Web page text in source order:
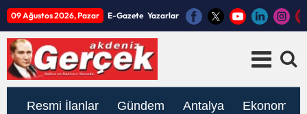
09 Ağustos 2026, Pazar E-Gazete Yazarlar
Resmi İlanlar Gündem Antalya Ekonomi